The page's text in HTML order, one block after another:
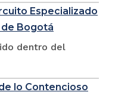
Especializado
Bogotá
dentro del
lo Contencioso